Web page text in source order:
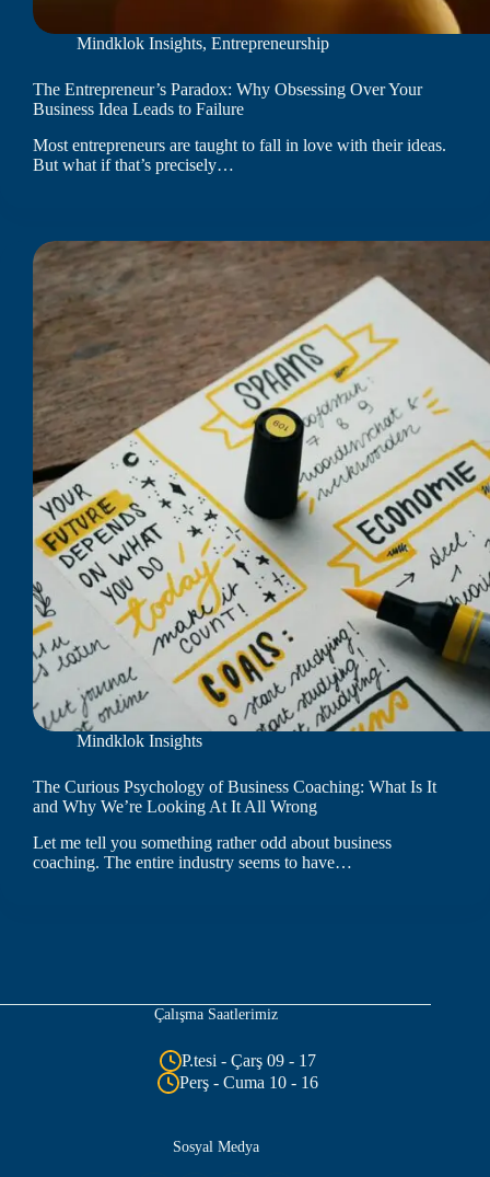
Mindklok Insights, Entrepreneurship
The Entrepreneur’s Paradox: Why Obsessing Over Your
Business Idea Leads to Failure
Most entrepreneurs are taught to fall in love with their ideas.
But what if that’s precisely…
Mindklok Insights
The Curious Psychology of Business Coaching: What Is It
and Why We’re Looking At It All Wrong
Let me tell you something rather odd about business
coaching. The entire industry seems to have…
Çalışma Saatlerimiz
P.tesi - Çarş 09 - 17
Perş - Cuma 10 - 16
Sosyal Medya